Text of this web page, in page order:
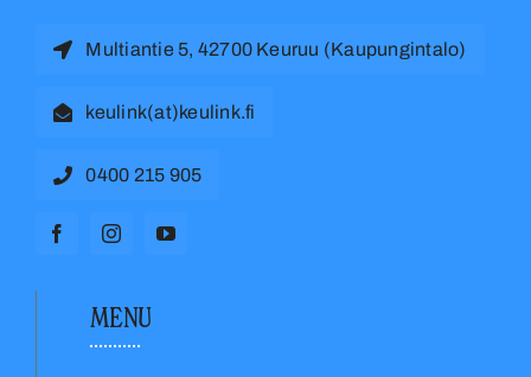
Multiantie 5, 42700 Keuruu (Kaupungintalo)
keulink(at)keulink.fi
0400 215 905
MENU